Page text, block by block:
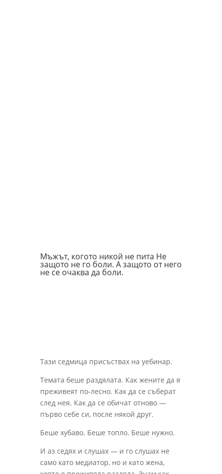
Мъжът, когото никой не пита Не
защото не го боли. А защото от него
не се очаква да боли.
Тази седмица присъствах на уебинар.
Темата беше раздялата. Как жените да я
преживеят по-лесно. Как да се съберат
след нея. Как да се обичат отново —
първо себе си, после някой друг.
Беше хубаво. Беше топло. Беше нужно.
И аз седях и слушах — и го слушах не
само като медиатор, но и като жена,